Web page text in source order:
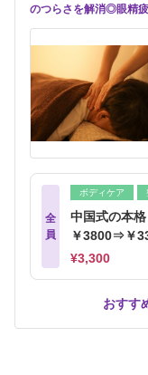
のつらさを解消◎眼精
全
員
ボディケア
中国式の本
￥3800⇒￥
¥3,300
おすす